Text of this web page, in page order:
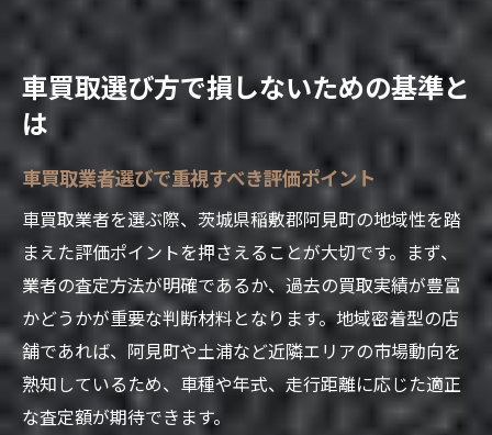
車買取選び方で損しないための基準と
は
車買取業者選びで重視すべき評価ポイント
車買取業者を選ぶ際、茨城県稲敷郡阿見町の地域性を踏
まえた評価ポイントを押さえることが大切です。まず、
業者の査定方法が明確であるか、過去の買取実績が豊富
かどうかが重要な判断材料となります。地域密着型の店
舗であれば、阿見町や土浦など近隣エリアの市場動向を
熟知しているため、車種や年式、走行距離に応じた適正
な査定額が期待できます。